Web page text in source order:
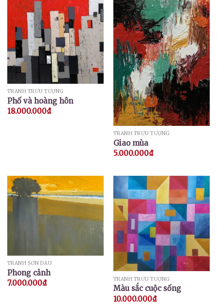
TRANH TRỪU TƯỢNG
Phố và hoàng hôn
18.000.000₫
TRANH TRỪU TƯỢNG
Giao mùa
5.000.000₫
TRANH SƠN DẦU
Phong cảnh
7.000.000₫ TRANH TRỪU TƯỢNG
Màu sắc cuộc sống
10.000.000₫